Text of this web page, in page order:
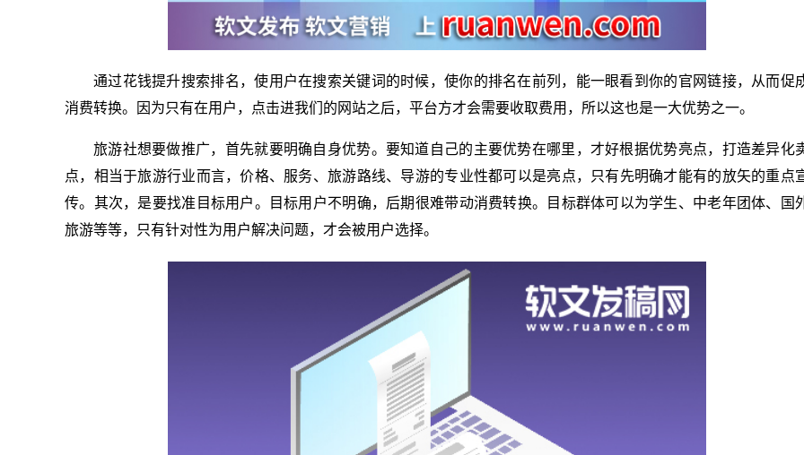
通过花钱提升搜索排名，使用户在搜索关键词的时候，使你的排名在前列，能一眼看到你的官网链接，从而促
消费转换。因为只有在用户，点击进我们的网站之后，平台方才会需要收取费用，所以这也是一大优势之一。
旅游社想要做推广，首先就要明确自身优势。要知道自己的主要优势在哪里，才好根据优势亮点，打造差异化
点，相当于旅游行业而言，价格、服务、旅游路线、导游的专业性都可以是亮点，只有先明确才能有的放矢的重点
传。其次，是要找准目标用户。目标用户不明确，后期很难带动消费转换。目标群体可以为学生、中老年团体、国
旅游等等，只有针对性为用户解决问题，才会被用户选择。